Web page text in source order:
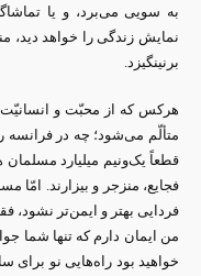
به سویی می‌برد، و یا
نمایش زندگی را خواهد
برنینگیزد.
هرکس که از محبّت و انسانیّت
متألّم می‌شود؛ چه در فرانسه
قطعاً یک‌ونیم میلیارد
فجایع، منزجر و بیزارند. امّا
فردایی بهتر و ایمن‌تر نشود،
من ایمان دارم که تنها شما
خواهید بود راه‌هایی نو برای